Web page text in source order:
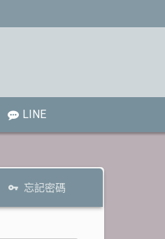
LINE
忘記密碼